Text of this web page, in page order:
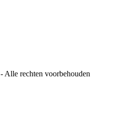
- Alle rechten voorbehouden